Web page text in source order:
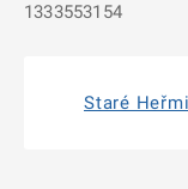
1333553154
Staré